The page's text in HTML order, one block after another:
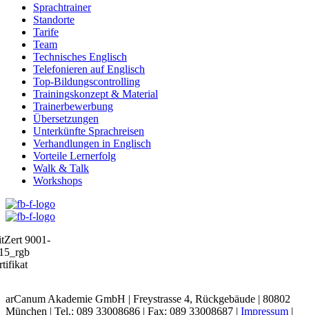
Sprachtrainer
Standorte
Tarife
Team
Technisches Englisch
Telefonieren auf Englisch
Top-Bildungscontrolling
Trainingskonzept & Material
Trainerbewerbung
Übersetzungen
Unterkünfte Sprachreisen
Verhandlungen in Englisch
Vorteile Lernerfolg
Walk & Talk
Workshops
arCanum Akademie GmbH | Freystrasse 4, Rückgebäude | 80802
München | Tel.: 089 33008686 | Fax: 089 33008687 | Impressum |